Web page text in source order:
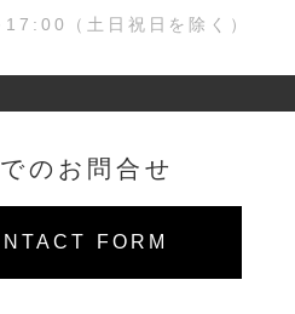
（土日祝日を除く）
のお問合せ
FORM